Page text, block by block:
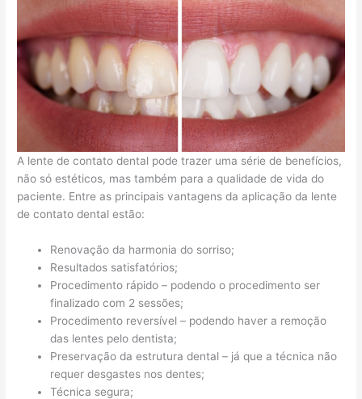
A lente de contato dental pode trazer uma série de benefícios,
não só estéticos, mas também para a qualidade de vida do
paciente. Entre as principais vantagens da aplicação da lente
de contato dental estão:
Renovação da harmonia do sorriso;
Resultados satisfatórios;
Procedimento rápido – podendo o procedimento ser
finalizado com 2 sessões;
Procedimento reversível – podendo haver a remoção
das lentes pelo dentista;
Preservação da estrutura dental – já que a técnica não
requer desgastes nos dentes;
Técnica segura;